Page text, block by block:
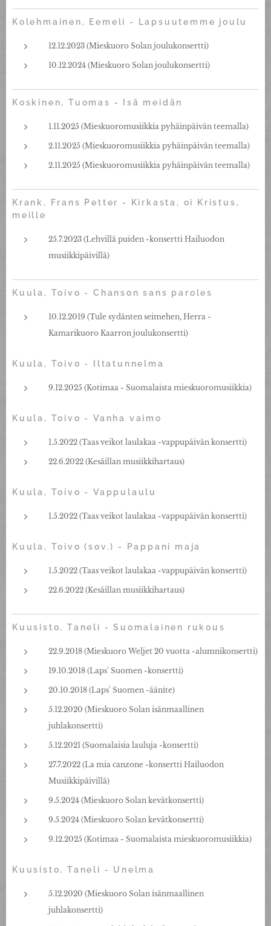
Kolehmainen, Eemeli - Lapsuutemme joulu
12.12.2023 (Mieskuoro Solan joulukonsertti)
10.12.2024 (Mieskuoro Solan joulukonsertti)
Koskinen, Tuomas - Isä meidän
1.11.2025 (Mieskuoromusiikkia pyhäinpäivän teemalla)
2.11.2025 (Mieskuoromusiikkia pyhäinpäivän teemalla)
2.11.2025 (Mieskuoromusiikkia pyhäinpäivän teemalla)
Krank, Frans Petter - Kirkasta, oi Kristus,
meille
25.7.2023 (Lehvillä puiden -konsertti Hailuodon
musiikkipäivillä)
Kuula, Toivo - Chanson sans paroles
10.12.2019 (Tule sydänten seimehen, Herra -
Kamarikuoro Kaarron joulukonsertti)
Kuula, Toivo - Iltatunnelma
9.12.2025 (Kotimaa - Suomalaista mieskuoromusiikkia)
Kuula, Toivo - Vanha vaimo
1.5.2022 (Taas veikot laulakaa -vappupäivän konsertti)
22.6.2022 (Kesäillan musiikkihartaus)
Kuula, Toivo - Vappulaulu
1.5.2022 (Taas veikot laulakaa -vappupäivän konsertti)
Kuula, Toivo (sov.) - Pappani maja
1.5.2022 (Taas veikot laulakaa -vappupäivän konsertti)
22.6.2022 (Kesäillan musiikkihartaus)
Kuusisto, Taneli - Suomalainen rukous
22.9.2018 (Mieskuoro Weljet 20 vuotta -alumnikonsertti)
19.10.2018 (Laps' Suomen -konsertti)
20.10.2018 (Laps' Suomen -äänite)
5.12.2020 (Mieskuoro Solan isänmaallinen
juhlakonsertti)
5.12.2021 (Suomalaisia lauluja -konsertti)
27.7.2022 (La mia canzone -konsertti Hailuodon
Musiikkipäivillä)
9.5.2024 (Mieskuoro Solan kevätkonsertti)
9.5.2024 (Mieskuoro Solan kevätkonsertti)
9.12.2025 (Kotimaa - Suomalaista mieskuoromusiikkia)
Kuusisto, Taneli - Unelma
5.12.2020 (Mieskuoro Solan isänmaallinen
juhlakonsertti)